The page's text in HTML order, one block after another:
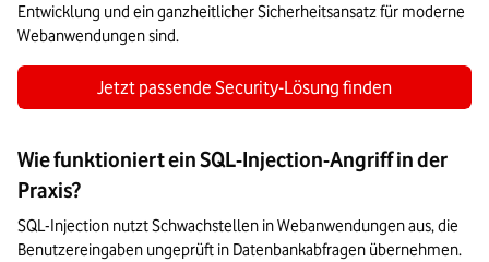
Entwicklung und ein ganzheitlicher Sicherheitsansatz für moderne
Webanwendungen sind.
Jetzt passende Security-Lösung finden
Wie funktioniert ein SQL-Injection-Angriff in der
Praxis?
SQL-Injection nutzt Schwachstellen in Webanwendungen aus, die
Benutzereingaben ungeprüft in Datenbankabfragen übernehmen.